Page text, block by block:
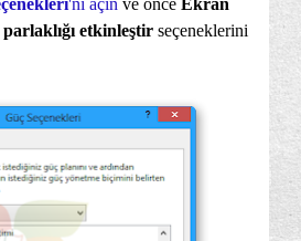
'ni açın ve önce Ekran
etkinleştir seçeneklerini